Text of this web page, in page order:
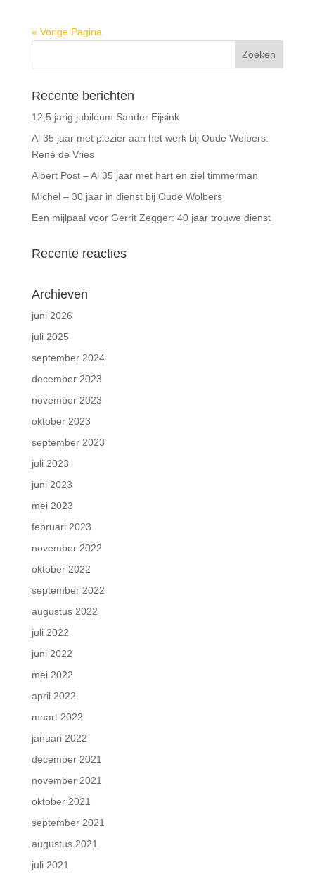
« Vorige Pagina
Recente berichten
12,5 jarig jubileum Sander Eijsink
Al 35 jaar met plezier aan het werk bij Oude Wolbers:
René de Vries
Albert Post – Al 35 jaar met hart en ziel timmerman
Michel – 30 jaar in dienst bij Oude Wolbers
Een mijlpaal voor Gerrit Zegger: 40 jaar trouwe dienst
Recente reacties
Archieven
juni 2026
juli 2025
september 2024
december 2023
november 2023
oktober 2023
september 2023
juli 2023
juni 2023
mei 2023
februari 2023
november 2022
oktober 2022
september 2022
augustus 2022
juli 2022
juni 2022
mei 2022
april 2022
maart 2022
januari 2022
december 2021
november 2021
oktober 2021
september 2021
augustus 2021
juli 2021